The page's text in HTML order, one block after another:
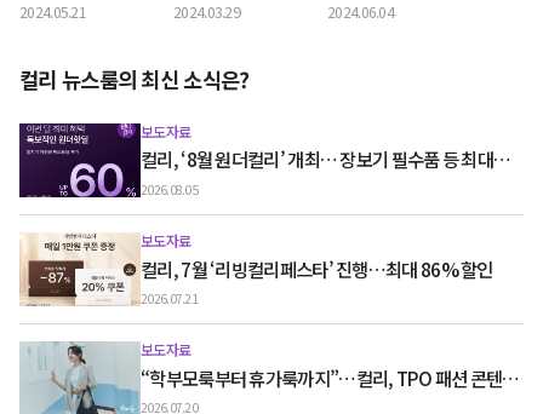
역대 최대
2024.05.21 2024.03.29
도입
2024.06.04
컬리 뉴스룸의 최신 소식은?
보도자료
컬리, ‘8월 원더컬리’ 개최… 장보기 필수품 등 최대
60% 할인
2026.08.05
보도자료
컬리, 7월 ‘리빙컬리페스타’ 진행…최대 86% 할인
2026.07.21
보도자료
“학부모룩부터 휴가룩까지”…컬리, TPO 패션 콘텐츠
‘스타일노트’ 흥행
2026.07.20